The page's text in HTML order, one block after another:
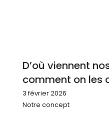
D’où viennent
comment on les
3 février 2026
Notre concept